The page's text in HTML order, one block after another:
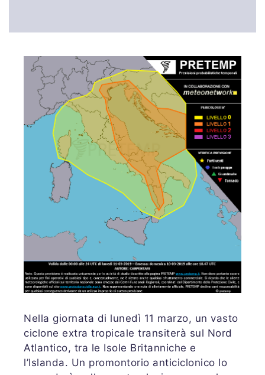
Nella giornata di lunedì 11 marzo, un vasto
ciclone extra tropicale transiterà sul Nord
Atlantico, tra le Isole Britanniche e
l’Islanda. Un promontorio anticiclonico lo